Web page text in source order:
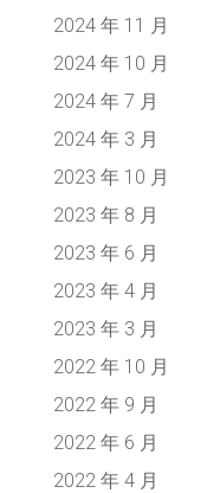
2024 年 11 月
2024 年 10 月
2024 年 7 月
2024 年 3 月
2023 年 10 月
2023 年 8 月
2023 年 6 月
2023 年 4 月
2023 年 3 月
2022 年 10 月
2022 年 9 月
2022 年 6 月
2022 年 4 月